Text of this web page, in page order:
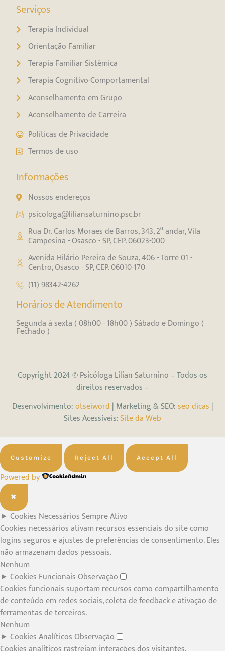
Serviços
Terapia Individual
Orientação Familiar
Terapia Familiar Sistêmica
Terapia Cognitivo-Comportamental
Aconselhamento em Grupo
Aconselhamento de Carreira
Políticas de Privacidade
Termos de uso
Informações
Nossos endereços
psicologa@liliansaturnino.psc.br
Rua Dr. Carlos Moraes de Barros, 343, 2⁰ andar, Vila
Campesina - Osasco - SP, CEP. 06023-000
Avenida Hilário Pereira de Souza, 406 - Torre 01 -
Centro, Osasco - SP, CEP. 06010-170
(11) 98342-4262
Horários de Atendimento
Segunda à sexta ( 08h00 - 18h00 ) Sábado e Domingo (
Fechado )
Copyright 2024 ©Psicóloga Lilian Saturnino – Todos os
direitos reservados –
Desenvolvimento:otseiword | Marketing & SEO:seo dicas |
Sites Acessíveis:Site da Web
Customize Reject All Accept All
Powered by
✖
► Cookies NecessáriosSempre Ativo
Cookies necessários ativam recursos essenciais do site como
logins seguros e ajustes de preferências de consentimento. Eles
não armazenam dados pessoais.
Nenhum
► Cookies FuncionaisObservação
Cookies funcionais suportam recursos como compartilhamento
de conteúdo em redes sociais, coleta de feedback e ativação de
ferramentas de terceiros.
Nenhum
► Cookies AnalíticosObservação